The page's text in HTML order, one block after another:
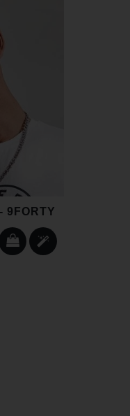
9FORTY